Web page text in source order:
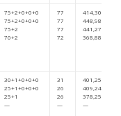
75+2+0+0+0
75+2+0+0+0
75+2
70+2
77
77
77
72
414,30589
448,98920
441,27101
368,88768
30+1+0+0+0
25+1+0+0+0
25+1
—
31
26
26
—
401,25372
409,24596
378,25895
—